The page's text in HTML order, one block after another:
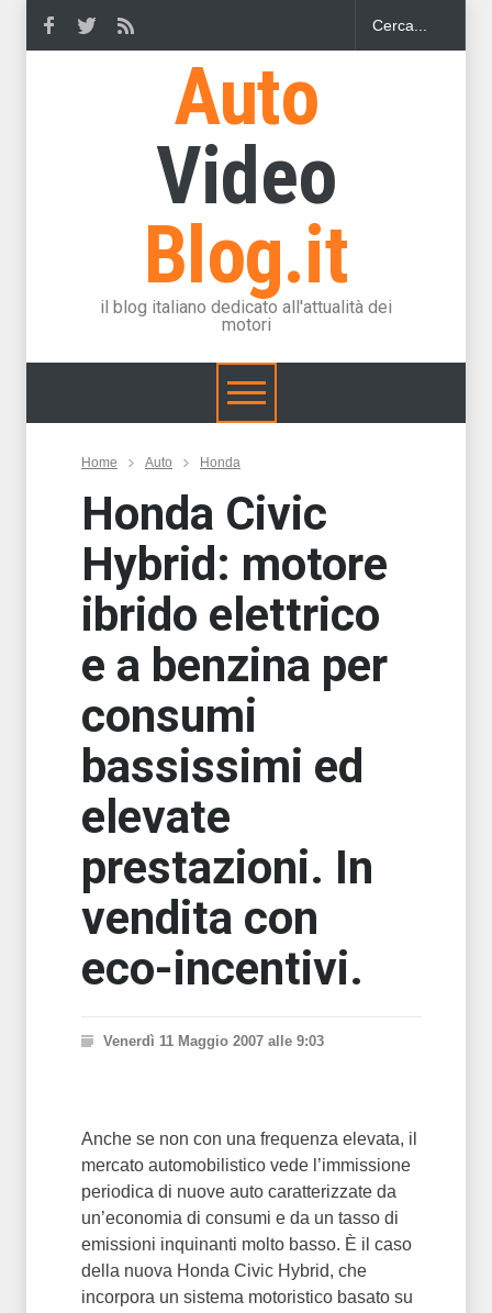
Auto
Video
Blog.it
il blog italiano dedicato all'attualità dei
motori
Home Auto Honda
Honda Civic
Hybrid: motore
ibrido elettrico
e a benzina per
consumi
bassissimi ed
elevate
prestazioni. In
vendita con
eco-incentivi.
Venerdì 11 Maggio 2007 alle 9:03
Anche se non con una frequenza elevata, il
mercato automobilistico vede l’immissione
periodica di nuove auto caratterizzate da
un’economia di consumi e da un tasso di
emissioni inquinanti molto basso. È il caso
della nuova Honda Civic Hybrid, che
incorpora un sistema motoristico basato su